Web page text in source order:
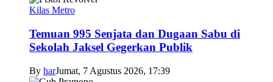
Kilas Metro
Temuan 995 Senjata dan Dugaan Sabu di
Sekolah Jaksel Gegerkan Publik
By harJumat, 7 Agustus 2026, 17:39